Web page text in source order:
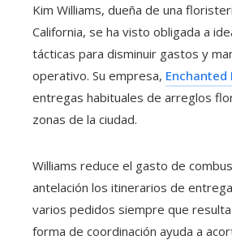
Kim Williams, dueña de una
California, se ha visto obligada a
tácticas para disminuir gastos y
operativo. Su empresa, Enchanted
entregas habituales de arreglos
zonas de la ciudad.
Williams reduce el gasto de
antelación los itinerarios de
varios pedidos siempre que
forma de coordinación ayuda a